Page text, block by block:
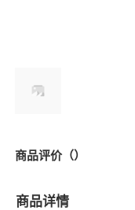
商品评价（）
商品详情